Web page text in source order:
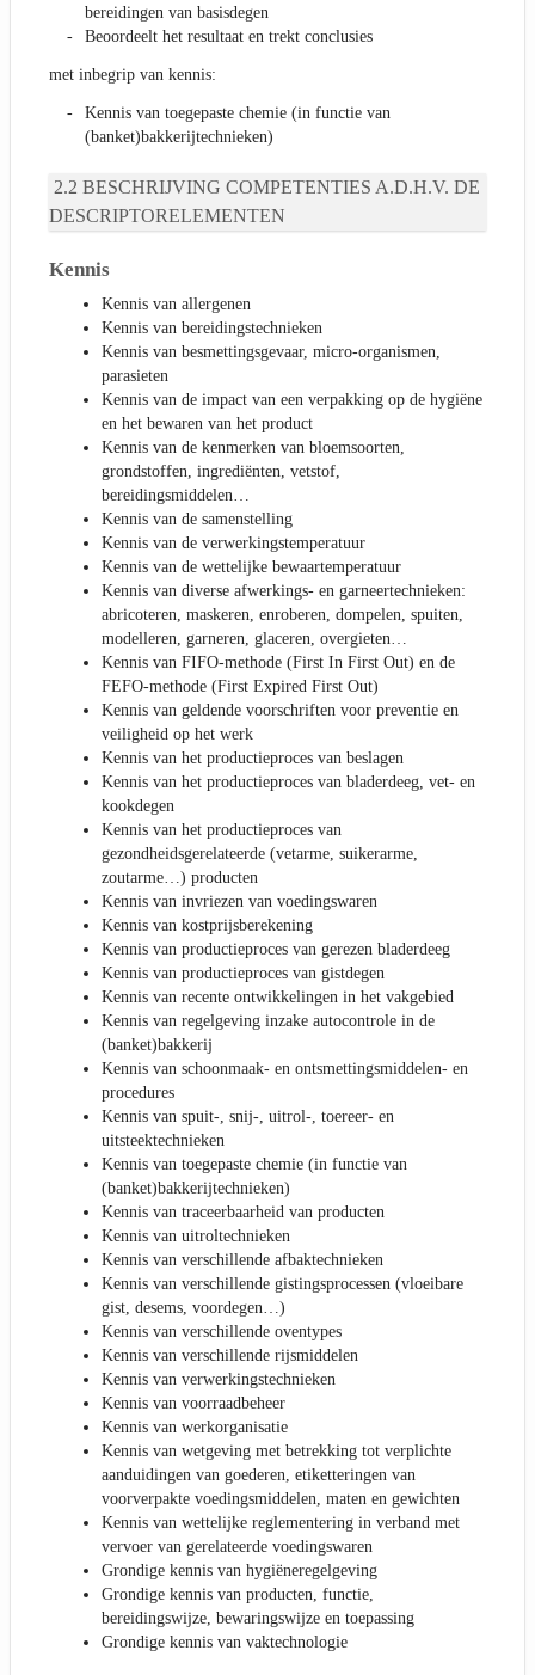
bereidingen van basisdegen
Beoordeelt het resultaat en trekt conclusies
met inbegrip van kennis:
Kennis van toegepaste chemie (in functie van
(banket)bakkerijtechnieken)
BESCHRIJVING COMPETENTIES A.D.H.V. DE
DESCRIPTORELEMENTEN
Kennis
Kennis van allergenen
Kennis van bereidingstechnieken
Kennis van besmettingsgevaar, micro-organismen,
parasieten
Kennis van de impact van een verpakking op de hygiëne
en het bewaren van het product
Kennis van de kenmerken van bloemsoorten,
grondstoffen, ingrediënten, vetstof,
bereidingsmiddelen…
Kennis van de samenstelling
Kennis van de verwerkingstemperatuur
Kennis van de wettelijke bewaartemperatuur
Kennis van diverse afwerkings- en garneertechnieken:
abricoteren, maskeren, enroberen, dompelen, spuiten,
modelleren, garneren, glaceren, overgieten…
Kennis van FIFO-methode (First In First Out) en de
FEFO-methode (First Expired First Out)
Kennis van geldende voorschriften voor preventie en
veiligheid op het werk
Kennis van het productieproces van beslagen
Kennis van het productieproces van bladerdeeg, vet- en
kookdegen
Kennis van het productieproces van
gezondheidsgerelateerde (vetarme, suikerarme,
zoutarme…) producten
Kennis van invriezen van voedingswaren
Kennis van kostprijsberekening
Kennis van productieproces van gerezen bladerdeeg
Kennis van productieproces van gistdegen
Kennis van recente ontwikkelingen in het vakgebied
Kennis van regelgeving inzake autocontrole in de
(banket)bakkerij
Kennis van schoonmaak- en ontsmettingsmiddelen- en
procedures
Kennis van spuit-, snij-, uitrol-, toereer- en
uitsteektechnieken
Kennis van toegepaste chemie (in functie van
(banket)bakkerijtechnieken)
Kennis van traceerbaarheid van producten
Kennis van uitroltechnieken
Kennis van verschillende afbaktechnieken
Kennis van verschillende gistingsprocessen (vloeibare
gist, desems, voordegen…)
Kennis van verschillende oventypes
Kennis van verschillende rijsmiddelen
Kennis van verwerkingstechnieken
Kennis van voorraadbeheer
Kennis van werkorganisatie
Kennis van wetgeving met betrekking tot verplichte
aanduidingen van goederen, etiketteringen van
voorverpakte voedingsmiddelen, maten en gewichten
Kennis van wettelijke reglementering in verband met
vervoer van gerelateerde voedingswaren
Grondige kennis van hygiëneregelgeving
Grondige kennis van producten, functie,
bereidingswijze, bewaringswijze en toepassing
Grondige kennis van vaktechnologie